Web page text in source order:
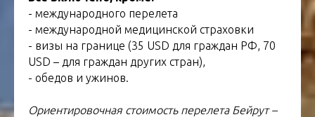
- международного перелета
- международной медицинской страховки
- визы на границе (35 USD для граждан РФ, 70
USD – для граждан других стран),
- обедов и ужинов.
Ориентировочная стоимость перелета Бейрут –